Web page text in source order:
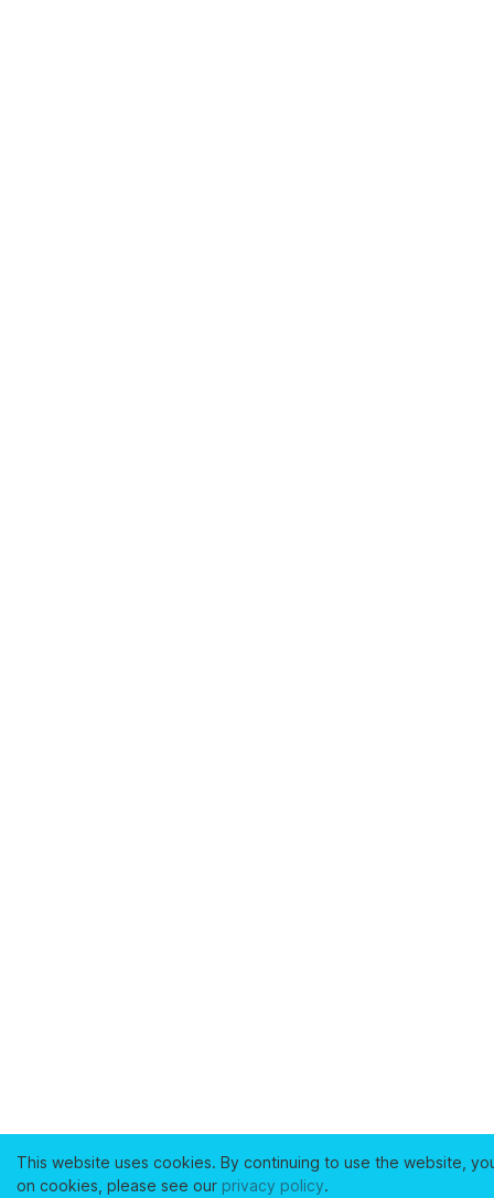
This website uses cookies. By continuing to use the website,
on cookies, please see our privacy policy.